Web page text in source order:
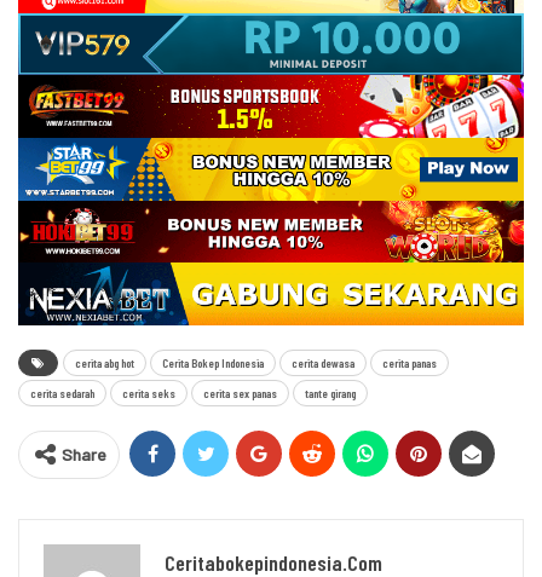
cerita abg hot Cerita Bokep Indonesia cerita dewasa cerita panas
cerita sedarah cerita seks cerita sex panas tante girang
Share
Ceritabokepindonesia.com